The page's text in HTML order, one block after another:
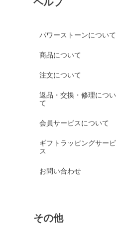
パワーストーンについて
商品について
注文について
返品・交換・修理につい
て
会員サービスについて
ギフトラッピングサービ
ス
お問い合わせ
その他